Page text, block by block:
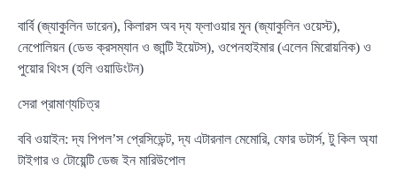
বার্বি (জ্যাকুলিন ডারেন), কিলারস অব দ্য ফ্লাওয়ার মুন (জ্যাকুলিন ওয়েস্ট),
নেপোলিয়ন (ডেভ ক্রসম্যান ও জান্টি ইয়েটস), ওপেনহাইমার (এলেন মিরোয়নিক) ও
পুয়োর থিংস (হলি ওয়াডিংটন)
সেরা প্রামাণ্যচিত্র
ববি ওয়াইন: দ্য পিপল’স প্রেসিডেন্ট, দ্য এটারনাল মেমোরি, ফোর ডটার্স, টু কিল অ্যা
টাইগার ও টোয়েন্টি ডেজ ইন মারিউপোল